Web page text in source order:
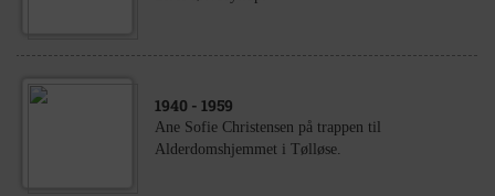
1940 - 1959
Ane Sofie Christensen på trappen til
Alderdomshjemmet i Tølløse.